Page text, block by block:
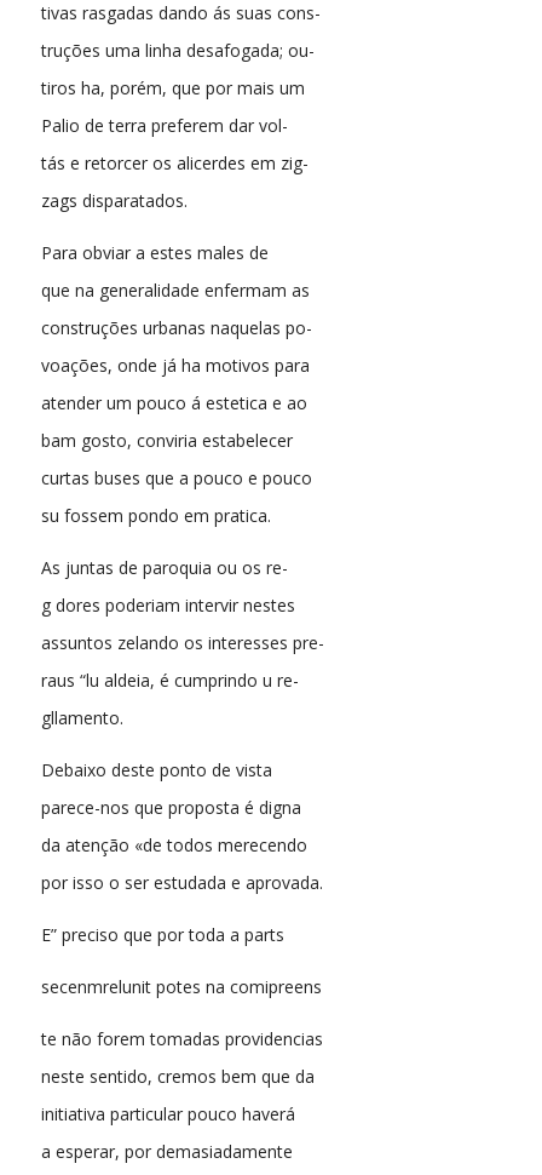
tivas rasgadas dando ás suas cons-
truções uma linha desafogada; ou-
tiros ha, porém, que por mais um
Palio de terra preferem dar vol-
tás e retorcer os alicerdes em zig-
zags disparatados.
Para obviar a estes males de
que na generalidade enfermam as
construções urbanas naquelas po-
voações, onde já ha motivos para
atender um pouco á estetica e ao
bam gosto, conviria estabelecer
curtas buses que a pouco e pouco
su fossem pondo em pratica.
As juntas de paroquia ou os re-
g dores poderiam intervir nestes
assuntos zelando os interesses pre-
raus “lu aldeia, é cumprindo u re-
gllamento.
Debaixo deste ponto de vista
parece-nos que proposta é digna
da atenção «de todos merecendo
por isso o ser estudada e aprovada.
E” preciso que por toda a parts
secenmrelunit potes na comipreens
te não forem tomadas providencias
neste sentido, cremos bem que da
initiativa particular pouco haverá
a esperar, por demasiadamente